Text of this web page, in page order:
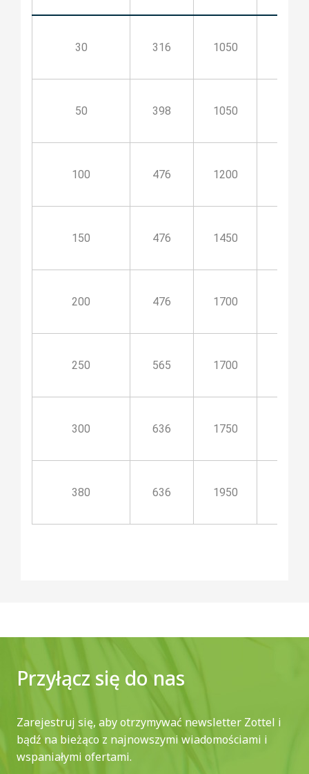
30 316 1050
50 398 1050
100 476 1200
150 476 1450
200 476 1700
250 565 1700
300 636 1750
380 636 1950
Przyłącz się do nas
Zarejestruj się, aby otrzymywać newsletter Zottel i
bądź na bieżąco z najnowszymi wiadomościami i
wspaniałymi ofertami.